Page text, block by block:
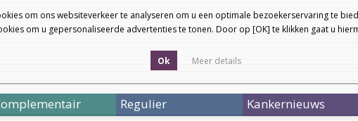
om ons websiteverkeer te analyseren om u een optimale bezoekerservaring te
om u gepersonaliseerde advertenties te tonen. Door op [OK] te klikken gaat u
Ok Meer details
Regulier Kankernieuws